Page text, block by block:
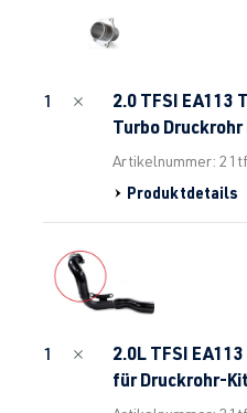
1
2.0 TFSI EA113
Turbo Druckrohr
Artikelnummer:
Produktdetails
1
2.0L TFSI
für Druckrohr-